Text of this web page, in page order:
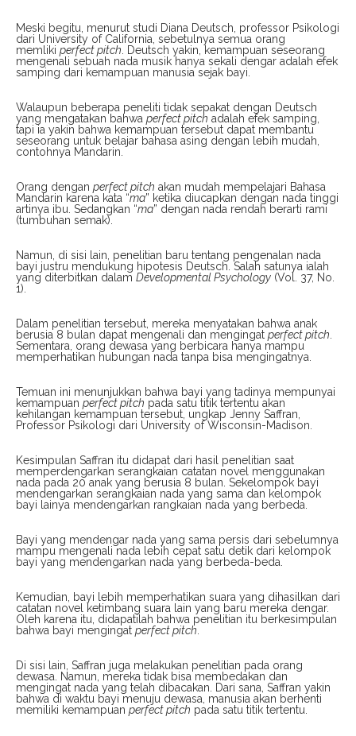
Meski begitu, menurut studi Diana Deutsch, professor Psikologi
dari University of California, sebetulnya semua orang
memliki perfect pitch . Deutsch yakin, kemampuan seseorang
mengenali sebuah nada musik hanya sekali dengar adalah efek
samping dari kemampuan manusia sejak bayi.
Walaupun beberapa peneliti tidak sepakat dengan Deutsch
yang mengatakan bahwa perfect pitch adalah efek samping,
tapi ia yakin bahwa kemampuan tersebut dapat membantu
seseorang untuk belajar bahasa asing dengan lebih mudah,
contohnya Mandarin.
Orang dengan perfect pitch akan mudah mempelajari Bahasa
Mandarin karena kata “ma” ketika diucapkan dengan nada tinggi
artinya ibu. Sedangkan “ma” dengan nada rendah berarti rami
(tumbuhan semak).
Namun, di sisi lain, penelitian baru tentang pengenalan nada
bayi justru mendukung hipotesis Deutsch. Salah satunya ialah
yang diterbitkan dalam Developmental Psychology (Vol. 37, No.
1).
Dalam penelitian tersebut, mereka menyatakan bahwa anak
berusia 8 bulan dapat mengenali dan mengingat perfect pitch
Sementara, orang dewasa yang berbicara hanya mampu
memperhatikan hubungan nada tanpa bisa mengingatnya.
Temuan ini menunjukkan bahwa bayi yang tadinya mempunyai
kemampuan perfect pitch pada satu titik tertentu akan
kehilangan kemampuan tersebut, ungkap Jenny Saffran,
Professor Psikologi dari University of Wisconsin-Madison.
Kesimpulan Saffran itu didapat dari hasil penelitian saat
memperdengarkan serangkaian catatan novel menggunakan
nada pada 20 anak yang berusia 8 bulan. Sekelompok bayi
mendengarkan serangkaian nada yang sama dan kelompok
bayi lainya mendengarkan rangkaian nada yang berbeda.
Bayi yang mendengar nada yang sama persis dari sebelumnya
mampu mengenali nada lebih cepat satu detik dari kelompok
bayi yang mendengarkan nada yang berbeda-beda.
Kemudian, bayi lebih memperhatikan suara yang dihasilkan dari
catatan novel ketimbang suara lain yang baru mereka dengar.
Oleh karena itu, didapatilah bahwa penelitian itu berkesimpulan
bahwa bayi mengingat perfect pitch
Di sisi lain, Saffran juga melakukan penelitian pada orang
dewasa. Namun, mereka tidak bisa membedakan dan
mengingat nada yang telah dibacakan. Dari sana, Saffran yakin
bahwa di waktu bayi menuju dewasa, manusia akan berhenti
memiliki kemampuan perfect pitch pada satu titik tertentu.